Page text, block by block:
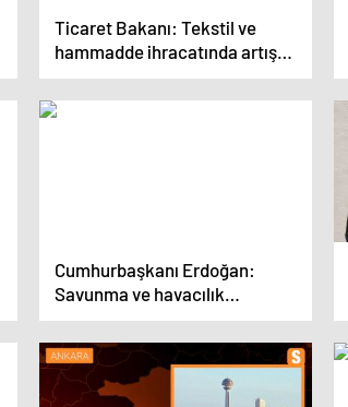
Ticaret Bakanı: Tekstil ve
hammadde ihracatında artış
var
Cumhurbaşkanı Erdoğan:
Savunma ve havacılık
sektöründe yeni bir rekor
kırdık